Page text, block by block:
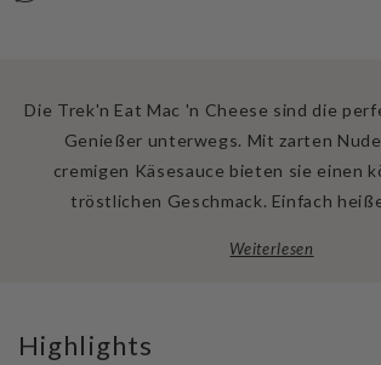
Die Trek'n Eat Mac 'n Cheese sind die
Genießer unterwegs. Mit zarten
cremigen Käsesauce bieten sie einen
tröstlichen Geschmack. Einfach
Weiterlesen
Highlights